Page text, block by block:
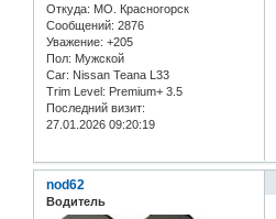
Откуда: МО. Красногорск
Сообщений: 2876
Уважение: +205
Пол: Мужской
Car: Nissan Teana L33
Trim Level: Premium+ 3.5
Последний визит:
27.01.2026 09:20:19
nod62
Водитель